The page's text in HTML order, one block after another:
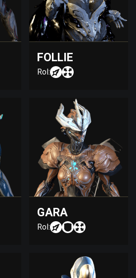
FOLLIE
Rol:
GARA
Rol: